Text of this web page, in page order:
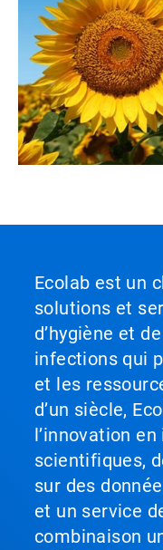
Ecolab est un
solutions et
d’hygiène et
infections qui
et les
d’un siècle,
l’innovation
scientifiques,
sur des
et un service
combinaison